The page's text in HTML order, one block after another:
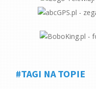
#TAGI NA TOPIE